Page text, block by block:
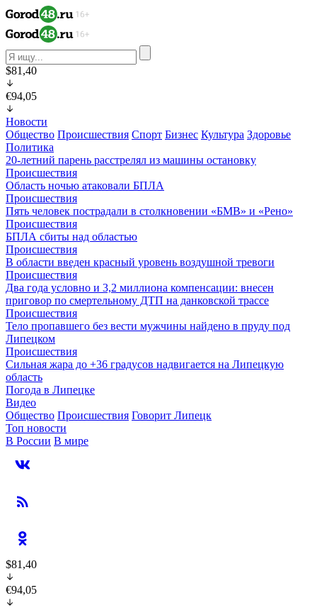
$81,40
€94,05
Новости
Общество Происшествия Спорт Бизнес Культура Здоровье
Политика
20-летний парень расстрелял из машины остановку
Происшествия
Область ночью атаковали БПЛА
Происшествия
Пять человек пострадали в столкновении «БМВ» и «Рено»
Происшествия
БПЛА сбиты над областью
Происшествия
В области введен красный уровень воздушной тревоги
Происшествия
Два года условно и 3,2 миллиона компенсации: внесен
приговор по смертельному ДТП на данковской трассе
Происшествия
Тело пропавшего без вести мужчины найдено в пруду под
Липецком
Происшествия
Сильная жара до +36 градусов надвигается на Липецкую
область
Погода в Липецке
Видео
Общество Происшествия Говорит Липецк
Топ новости
В России В мире
$81,40
€94,05